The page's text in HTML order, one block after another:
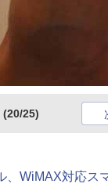
(20/25)
、WiMAX対応ス